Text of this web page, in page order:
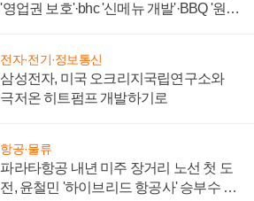
'영업권 보호'·bhc '신메뉴 개발'·BBQ '원가
전자·전기·정보통신
삼성전자, 미국 오크리지국립연구소와
극저온 히트펌프 개발하기로
항공·물류
파라타항공 내년 미주 장거리 노선 첫 도
전, 윤철민 '하이브리드 항공사' 승부수 통